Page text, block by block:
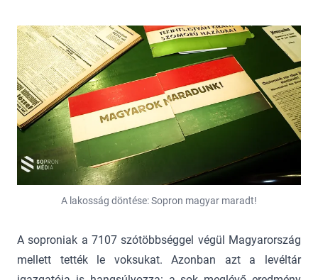
A lakosság döntése: Sopron magyar maradt!
A soproniak a 7107 szótöbbséggel végül Magyarország
mellett tették le voksukat. Azonban azt a levéltár